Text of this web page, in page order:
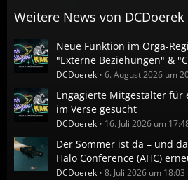
Weitere News von DCDoerek
Neue Funktion im Orga-
"Externe Beziehungen" &
DCDoerek 6. August 2026 um
Engagierte Mitgestalter für
im Verse gesucht
DCDoerek 16. Juli 2026 um
Der Sommer ist da – und
Halo Conference (AHC)
DCDoerek 8. Juli 2026 um 18:03